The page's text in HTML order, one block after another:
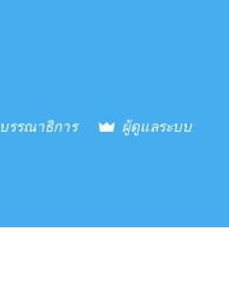
บรรณาธิการ ผู้ดูแลระบบ